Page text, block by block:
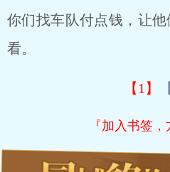
你们找车队付点钱，让
看。
【1】
『加入书签，